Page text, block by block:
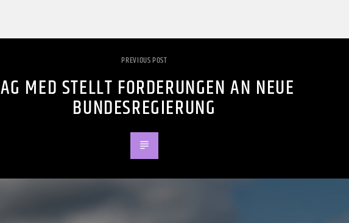
PREVIOUS POST
AG MED STELLT FORDERUNGEN AN NEUE
BUNDESREGIERUNG